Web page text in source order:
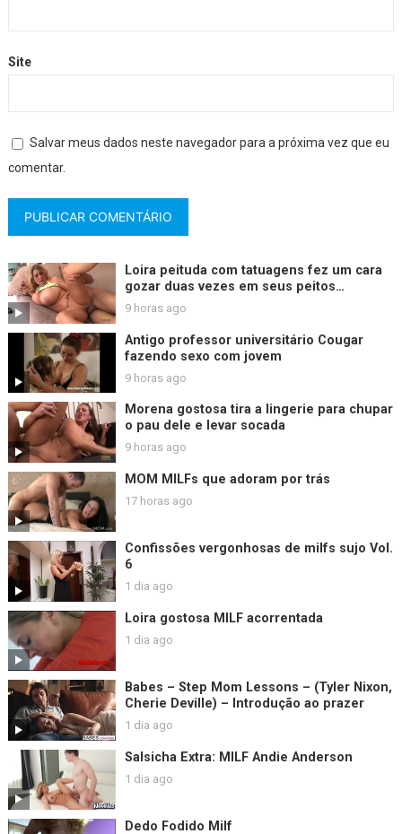
Site
Salvar meus dados neste navegador para a próxima vez que eu
comentar.
Loira peituda com tatuagens fez um cara
gozar duas vezes em seus peitos
enormes.
9 horas ago
Antigo professor universitário Cougar
fazendo sexo com jovem
9 horas ago
Morena gostosa tira a lingerie para chupar
o pau dele e levar socada
9 horas ago
MOM MILFs que adoram por trás
17 horas ago
Confissões vergonhosas de milfs sujo Vol.
6
1 dia ago
Loira gostosa MILF acorrentada
1 dia ago
Babes – Step Mom Lessons – (Tyler Nixon,
Cherie Deville) – Introdução ao prazer
1 dia ago
Salsicha Extra: MILF Andie Anderson
1 dia ago
Dedo Fodido Milf